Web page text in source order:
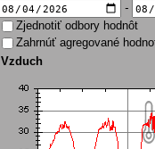
-
Zjednotiť odbory hodnôt
Zahrnúť agregované
Vzduch